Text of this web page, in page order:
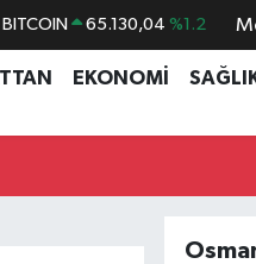
BITCOIN 65.130,04 %1.2
DOLAR 47,7106 %0.17
ALTIN 6618.49 %2.12
%-19
EKONOMİ